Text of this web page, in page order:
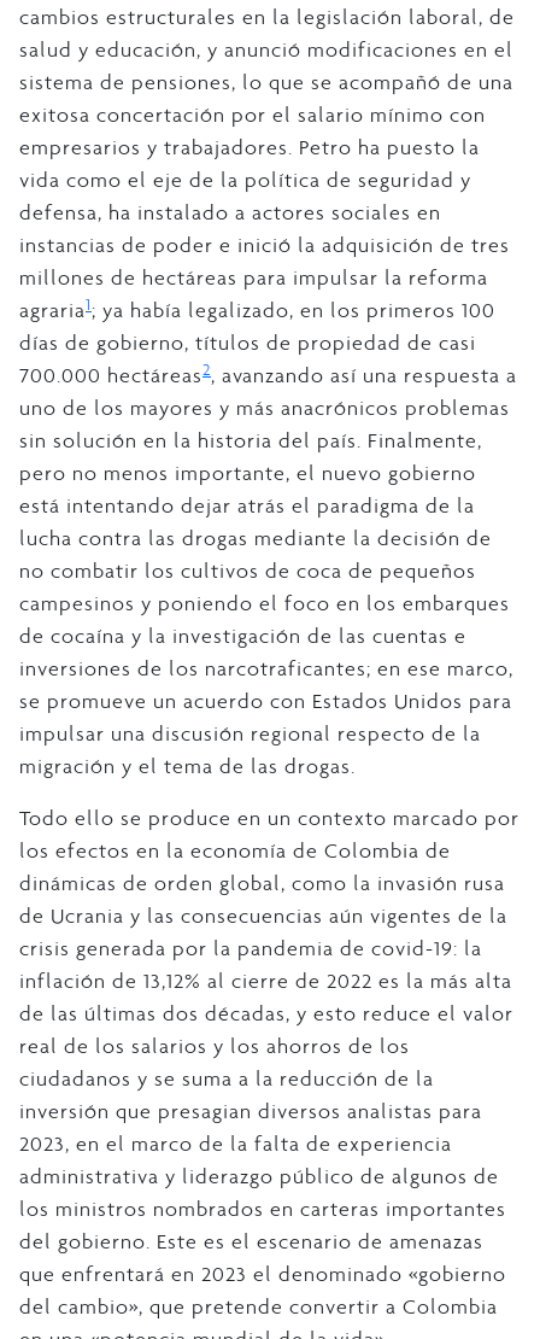
cambios estructurales en la legislación laboral, de
salud y educación, y anunció modificaciones en el
sistema de pensiones, lo que se acompañó de una
exitosa concertación por el salario mínimo con
empresarios y trabajadores. Petro ha puesto la
vida como el eje de la política de seguridad y
defensa, ha instalado a actores sociales en
instancias de poder e inició la adquisición de tres
millones de hectáreas para impulsar la reforma
agraria1; ya había legalizado, en los primeros 100
días de gobierno, títulos de propiedad de casi
700.000 hectáreas2, avanzando así una respuesta a
uno de los mayores y más anacrónicos problemas
sin solución en la historia del país. Finalmente,
pero no menos importante, el nuevo gobierno
está intentando dejar atrás el paradigma de la
lucha contra las drogas mediante la decisión de
no combatir los cultivos de coca de pequeños
campesinos y poniendo el foco en los embarques
de cocaína y la investigación de las cuentas e
inversiones de los narcotraficantes; en ese marco,
se promueve un acuerdo con Estados Unidos para
impulsar una discusión regional respecto de la
migración y el tema de las drogas.
Todo ello se produce en un contexto marcado por
los efectos en la economía de Colombia de
dinámicas de orden global, como la invasión rusa
de Ucrania y las consecuencias aún vigentes de la
crisis generada por la pandemia de covid-19: la
inflación de 13,12% al cierre de 2022 es la más alta
de las últimas dos décadas, y esto reduce el valor
real de los salarios y los ahorros de los
ciudadanos y se suma a la reducción de la
inversión que presagian diversos analistas para
2023, en el marco de la falta de experiencia
administrativa y liderazgo público de algunos de
los ministros nombrados en carteras importantes
del gobierno. Este es el escenario de amenazas
que enfrentará en 2023 el denominado «gobierno
del cambio», que pretende convertir a Colombia